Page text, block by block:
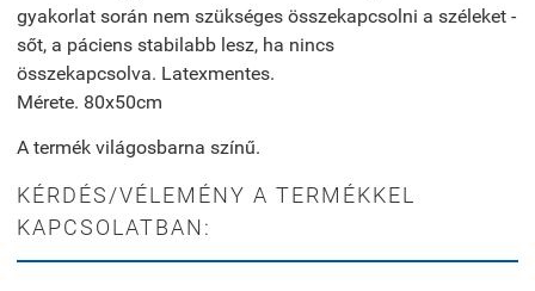
gyakorlat során nem szükséges összekapcsolni a széleket -
sőt, a páciens stabilabb lesz, ha nincs
összekapcsolva. Latexmentes.
Mérete. 80x50cm
A termék világosbarna színű.
KÉRDÉS/VÉLEMÉNY A TERMÉKKEL
KAPCSOLATBAN: